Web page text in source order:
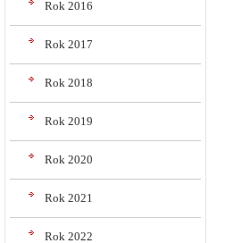
Rok 2016
Rok 2017
Rok 2018
Rok 2019
Rok 2020
Rok 2021
Rok 2022